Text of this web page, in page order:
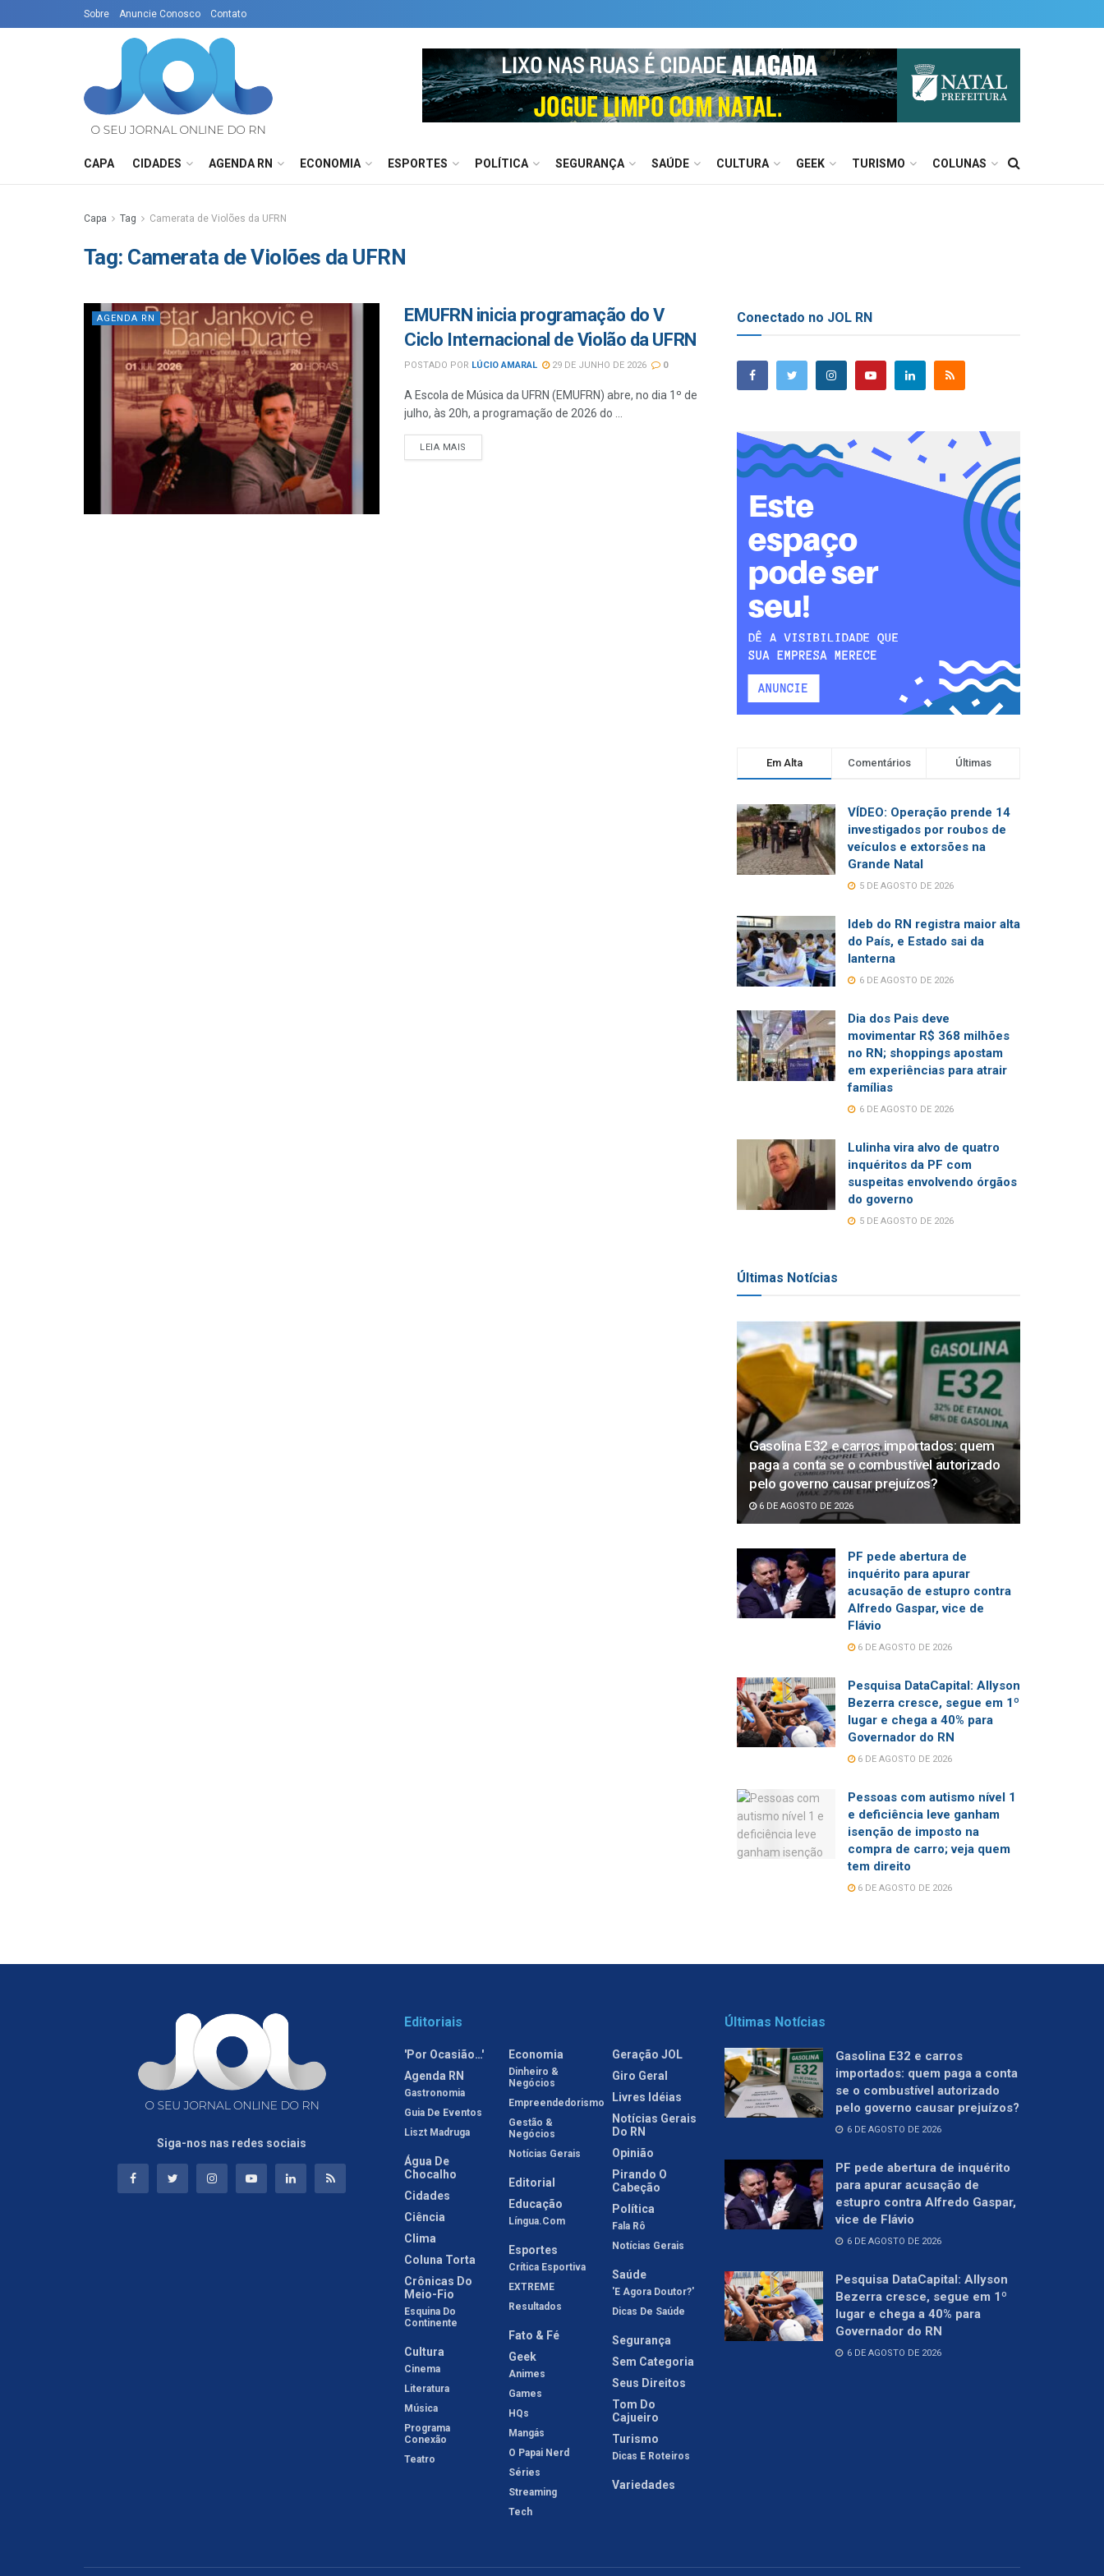
Sobre Anuncie Conosco Contato
CAPA CIDADES AGENDA RN ECONOMIA ESPORTES POLÍTICA SEGURANÇA SAÚDE CULTURA GEEK TURISMO COLUNAS
Capa Tag Camerata de Violões da UFRN
Tag: Camerata de Violões da UFRN
AGENDA RN
EMUFRN inicia programação do V
Ciclo Internacional de Violão da UFRN
POSTADO POR LÚCIO AMARAL 29 DE JUNHO DE 2026 0
A Escola de Música da UFRN (EMUFRN) abre, no dia 1º de
julho, às 20h, a programação de 2026 do ...
LEIA MAIS
Conectado no JOL RN
Em Alta Comentários Últimas
VÍDEO: Operação prende 14
investigados por roubos de
veículos e extorsões na
Grande Natal
5 DE AGOSTO DE 2026
Ideb do RN registra maior alta
do País, e Estado sai da
lanterna
6 DE AGOSTO DE 2026
Dia dos Pais deve
movimentar R$ 368 milhões
no RN; shoppings apostam
em experiências para atrair
famílias
6 DE AGOSTO DE 2026
Lulinha vira alvo de quatro
inquéritos da PF com
suspeitas envolvendo órgãos
do governo
5 DE AGOSTO DE 2026
Últimas Notícias
Gasolina E32 e carros importados: quem
paga a conta se o combustível autorizado
pelo governo causar prejuízos?
6 DE AGOSTO DE 2026
PF pede abertura de
inquérito para apurar
acusação de estupro contra
Alfredo Gaspar, vice de
Flávio
6 DE AGOSTO DE 2026
Pesquisa DataCapital: Allyson
Bezerra cresce, segue em 1º
lugar e chega a 40% para
Governador do RN
6 DE AGOSTO DE 2026
Pessoas com autismo nível 1
e deficiência leve ganham
isenção de imposto na
compra de carro; veja quem
tem direito
6 DE AGOSTO DE 2026
Siga-nos nas redes sociais
Editoriais
'Por Ocasião…'
Agenda RN
Gastronomia
Guia De Eventos
Liszt Madruga
Água De
Chocalho
Cidades
Ciência
Clima
Coluna Torta
Crônicas Do
Meio-Fio
Esquina Do
Continente
Cultura
Cinema
Literatura
Música
Programa
Conexão
Teatro
Economia
Dinheiro &
Negócios
Empreendedorismo
Gestão &
Negócios
Notícias Gerais
Editorial
Educação
Língua.com
Esportes
Crítica Esportiva
EXTREME
Resultados
Fato & Fé
Geek
Animes
Games
HQs
Mangás
O Papai Nerd
Séries
Streaming
Tech
Geração JOL
Giro Geral
Livres Idéias
Notícias Gerais
Do RN
Opinião
Pirando O
Cabeção
Política
Fala Rô
Notícias Gerais
Saúde
'E Agora Doutor?'
Dicas De Saúde
Segurança
Sem Categoria
Seus Direitos
Tom Do
Cajueiro
Turismo
Dicas E Roteiros
Variedades
Últimas Notícias
Gasolina E32 e carros
importados: quem paga a conta
se o combustível autorizado
pelo governo causar prejuízos?
6 DE AGOSTO DE 2026
PF pede abertura de inquérito
para apurar acusação de
estupro contra Alfredo Gaspar,
vice de Flávio
6 DE AGOSTO DE 2026
Pesquisa DataCapital: Allyson
Bezerra cresce, segue em 1º
lugar e chega a 40% para
Governador do RN
6 DE AGOSTO DE 2026